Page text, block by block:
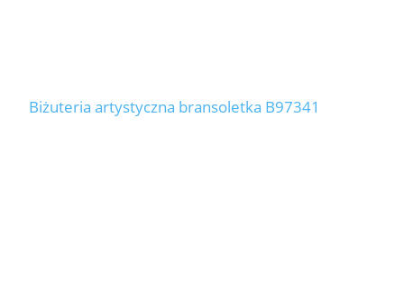
Biżuteria artystyczna bransoletka B97341